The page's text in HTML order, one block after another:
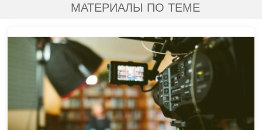
МАТЕРИАЛЫ ПО ТЕМЕ